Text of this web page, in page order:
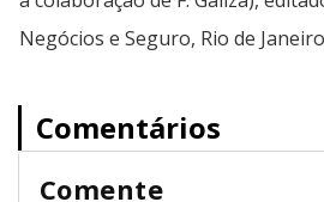
Negócios e Seguro, Rio de
Comentários
Comente